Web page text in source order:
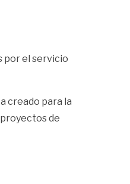
por el servicio
creado para la
de